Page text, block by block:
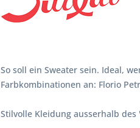
So soll ein Sweater sein. Ideal,
Farbkombinationen an: Florio
Stilvolle Kleidung ausserhalb